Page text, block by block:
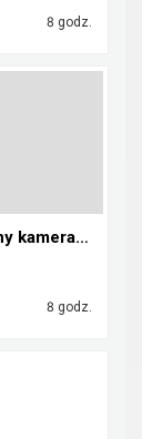
8 godz.
Mercedes A 180 Rok Gwarancji zadbany kamera pdc au...
8 godz.